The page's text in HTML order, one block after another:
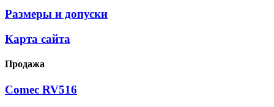
Размеры и допуски
Карта сайта
Продажа
Comec RV516